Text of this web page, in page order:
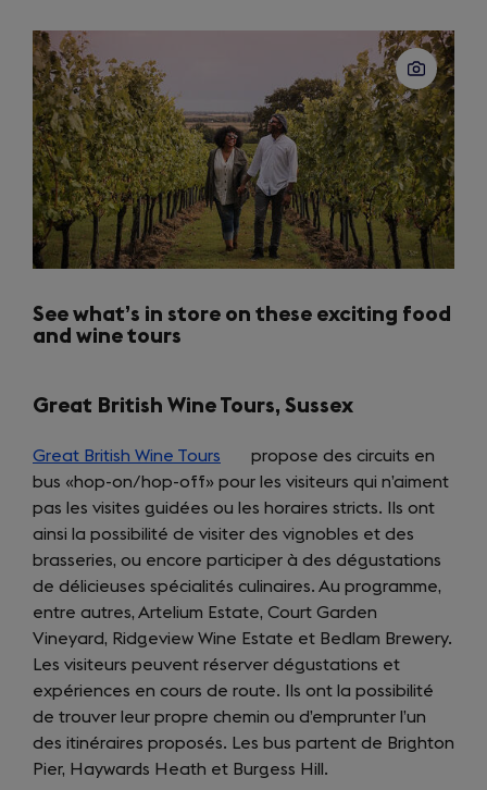
See what’s in store on these exciting food
and wine tours
Great British Wine Tours, Sussex
Great British Wine Tours (opens
in
a
new
tab)
propose des circuits en
bus «hop-on/hop-off» pour les visiteurs qui n’aiment
pas les visites guidées ou les horaires stricts. Ils ont
ainsi la possibilité de visiter des vignobles et des
brasseries, ou encore participer à des dégustations
de délicieuses spécialités culinaires. Au programme,
entre autres, Artelium Estate, Court Garden
Vineyard, Ridgeview Wine Estate et Bedlam Brewery.
Les visiteurs peuvent réserver dégustations et
expériences en cours de route. Ils ont la possibilité
de trouver leur propre chemin ou d’emprunter l’un
des itinéraires proposés. Les bus partent de Brighton
Pier, Haywards Heath et Burgess Hill.